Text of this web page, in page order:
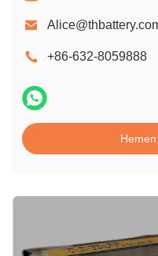
+86-632-8059888